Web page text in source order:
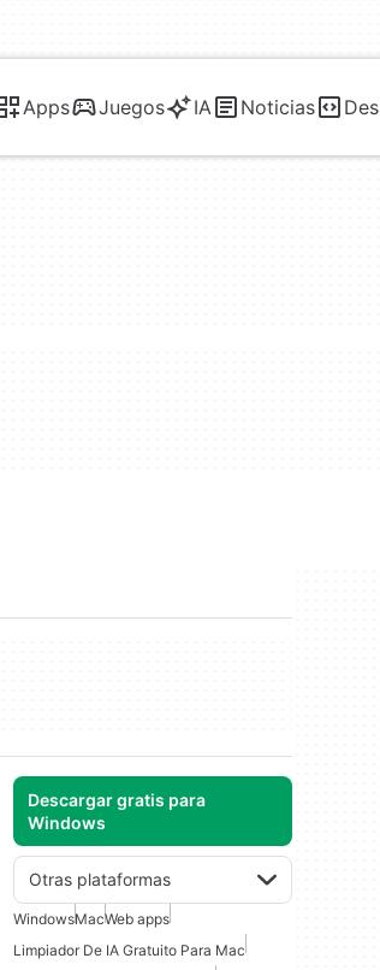
Apps Juegos IA Noticias
Descargar gratis para
Windows
Otras plataformas
WindowsMacWeb apps
Limpiador De IA Gratuito Para Mac